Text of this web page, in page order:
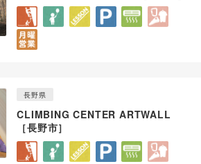
長野県
CLIMBING CENTER ARTWALL
［長野市］